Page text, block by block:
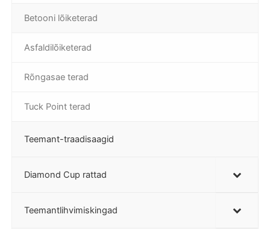
Betooni lõiketerad
Asfaldilõiketerad
Rõngasae terad
Tuck Point terad
Teemant-traadisaagid
Diamond Cup rattad
Teemantlihvimiskingad